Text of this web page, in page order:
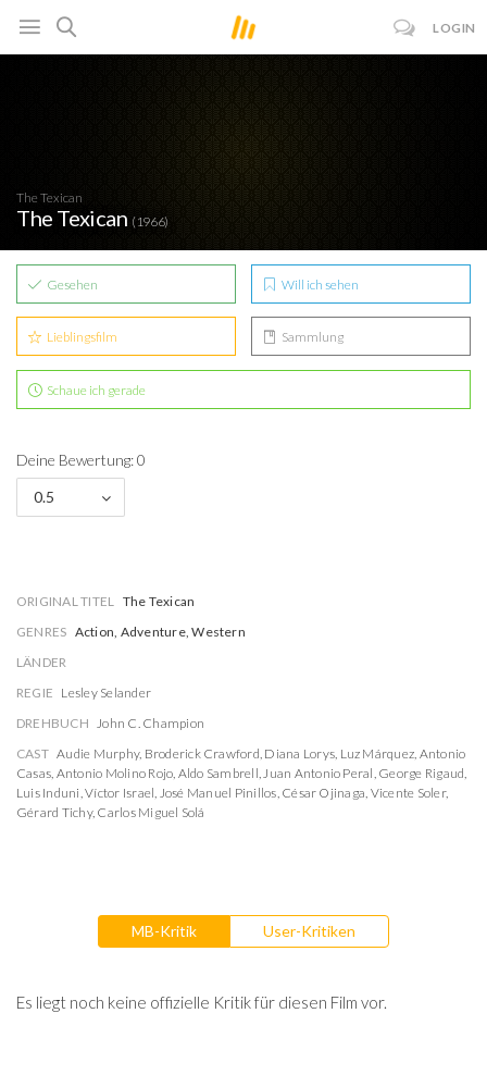
LOGIN
The Texican
The Texican (1966)
Gesehen Will ich sehen
Lieblingsfilm Sammlung
Schaue ich gerade
Deine Bewertung: 0
0.5
ORIGINAL TITEL The Texican
GENRES Action, Adventure, Western
LÄNDER
REGIE Lesley Selander
DREHBUCH John C. Champion
CAST Audie Murphy, Broderick Crawford, Diana Lorys, Luz Márquez, Antonio
Casas, Antonio Molino Rojo, Aldo Sambrell,Juan Antonio Peral, George Rigaud,
Luis Induni,Víctor Israel, José Manuel Pinillos, César Ojinaga, Vicente Soler,
Gérard Tichy, Carlos Miguel Solá
MB-Kritik User-Kritiken
Es liegt noch keine offizielle Kritik für diesen Film vor.